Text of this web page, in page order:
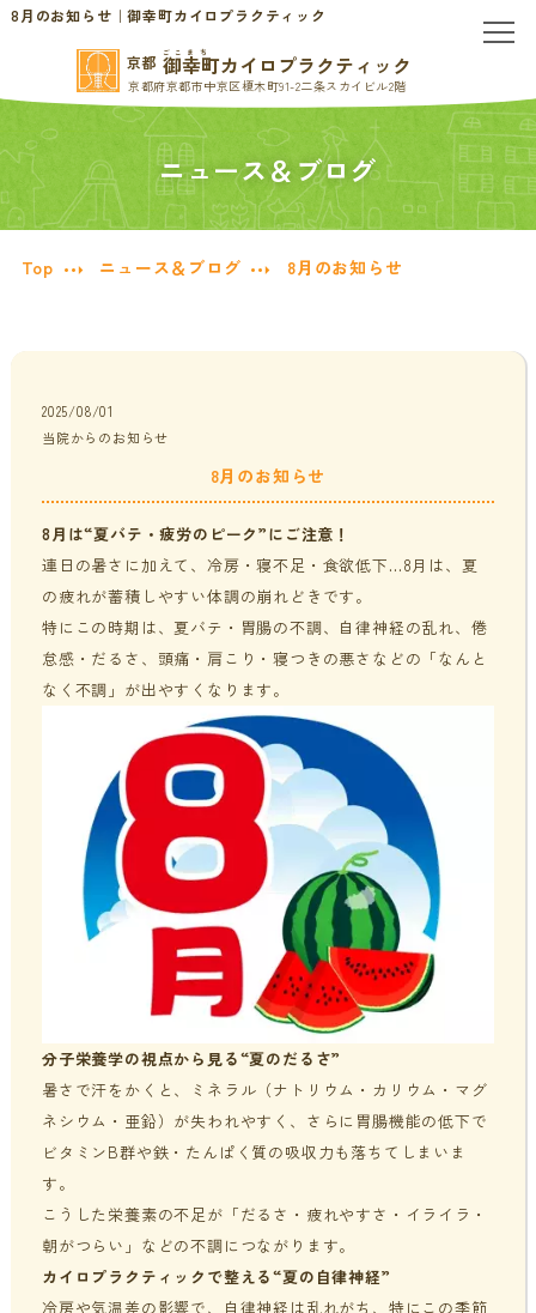
8月のお知らせ｜御幸町カイロプラクティック
京都 ごこまち
御幸町カイロプラクティック
京都府京都市中京区榎木町91-2二条スカイビル2階
TOP
当院のご案内
慢性的な頭痛・首こり
腰痛・ぎっくり腰
貧血・低血糖・疲れやすさ
家事・育児でたまる体の疲れ
年齢とともに変わる体調サポート
血液検査でわかるあなたの健康サイン
患者様の声
分子栄養学/オーソモレキュラー
分子整合栄養医学／オーソモレキュラーとは
体調不良で異常無しといわれてしまうのは？
はじめての栄養相談はこちら
分子整合栄養医学を勉強したい方に
提携医療機関
ニュース＆ブログ
採用情報
ニュース＆ブログ
Top ニュース＆ブログ 8月のお知らせ
2025/08/01
当院からのお知らせ
8月のお知らせ
8月は“夏バテ・疲労のピーク”にご注意！
連日の暑さに加えて、冷房・寝不足・食欲低下…8月は、夏
の疲れが蓄積しやすい体調の崩れどきです。
特にこの時期は、夏バテ・胃腸の不調、自律神経の乱れ、倦
怠感・だるさ、頭痛・肩こり・寝つきの悪さなどの「なんと
なく不調」が出やすくなります。
分子栄養学の視点から見る“夏のだるさ”
暑さで汗をかくと、ミネラル（ナトリウム・カリウム・マグ
ネシウム・亜鉛）が失われやすく、さらに胃腸機能の低下で
ビタミンB群や鉄・たんぱく質の吸収力も落ちてしまいま
す。
こうした栄養素の不足が「だるさ・疲れやすさ・イライラ・
朝がつらい」などの不調につながります。
カイロプラクティックで整える“夏の自律神経”
冷房や気温差の影響で、自律神経は乱れがち、特にこの季節